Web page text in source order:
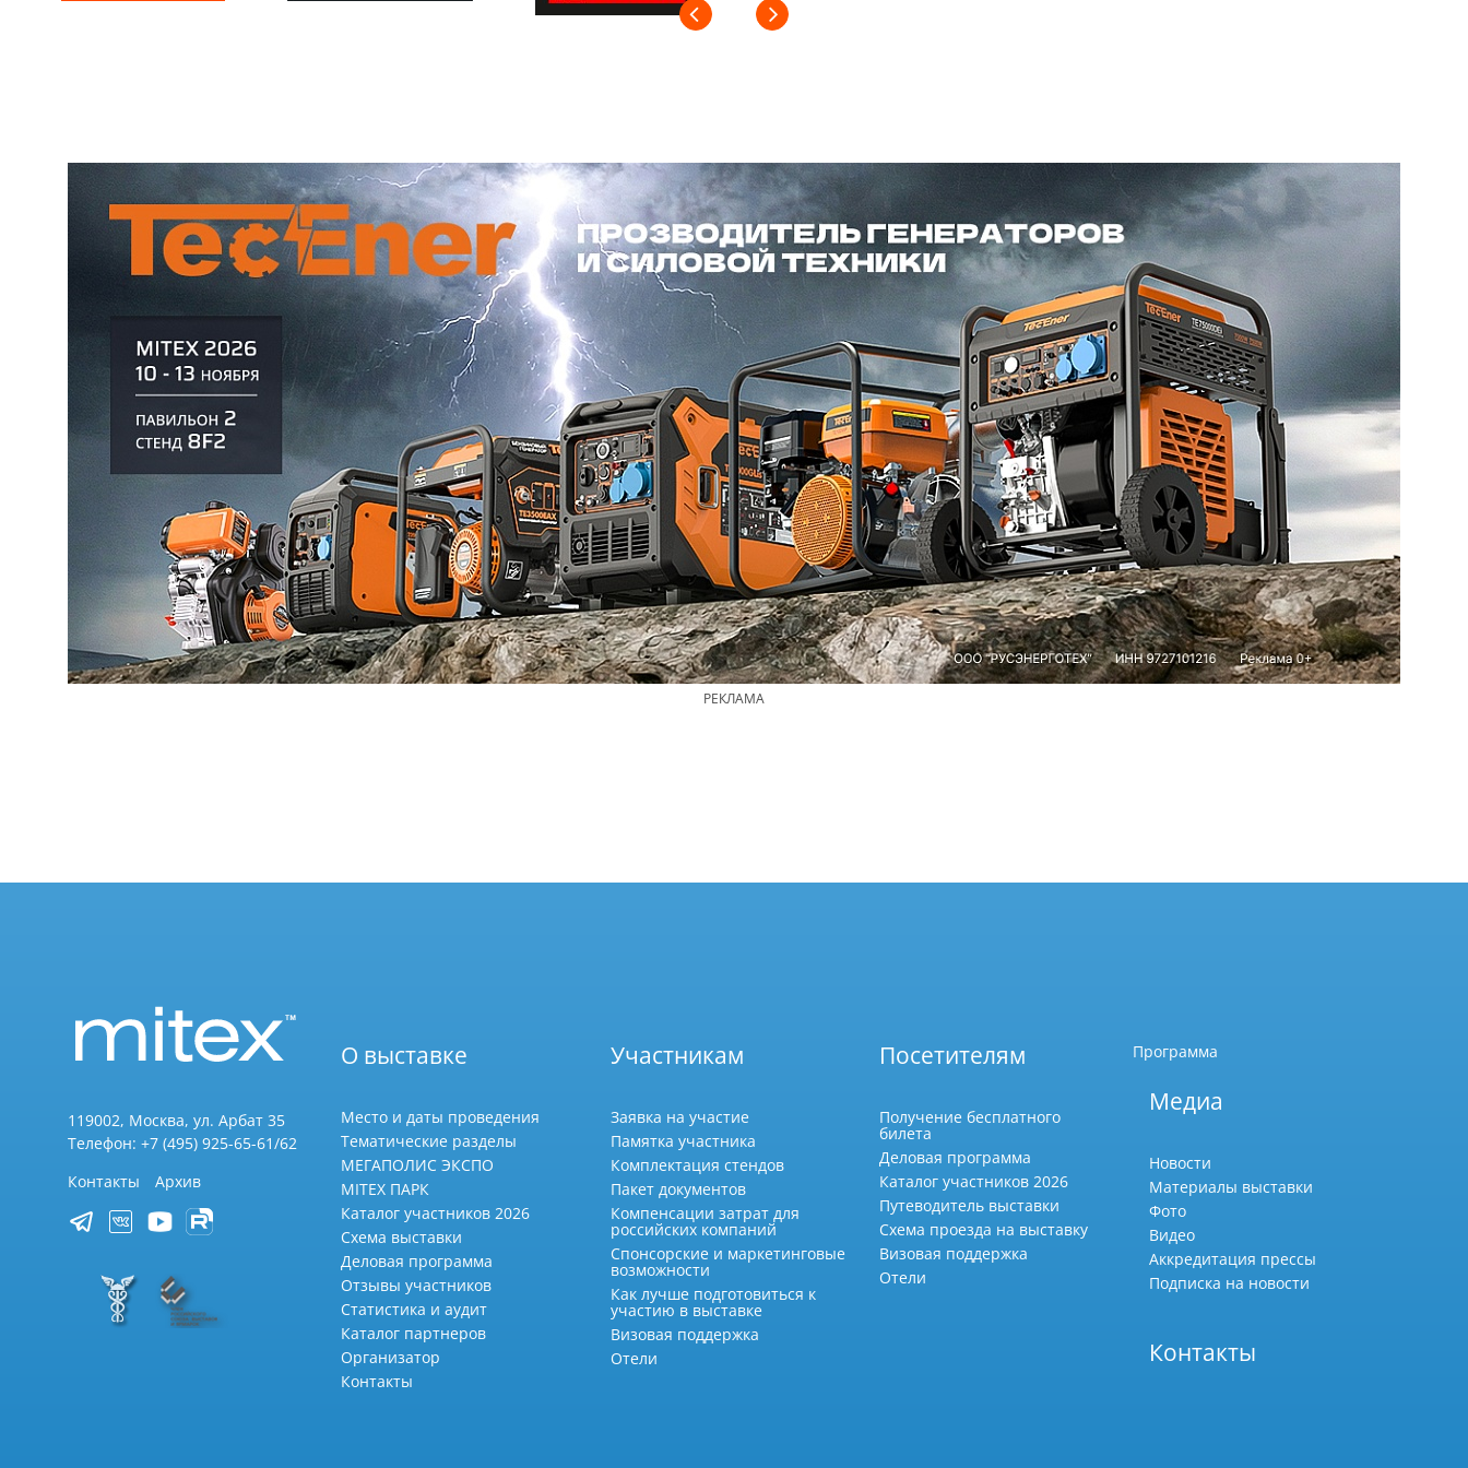
РЕКЛАМА
119002, Москва, ул. Арбат 35
Телефон: +7 (495) 925-65-61/62
Контакты
Архив
О выставке
Место и даты проведения
Тематические разделы
МЕГАПОЛИС ЭКСПО
MITEX ПАРК
Каталог участников 2026
Схема выставки
Деловая программа
Отзывы участников
Статистика и аудит
Каталог партнеров
Организатор
Контакты
Участникам
Заявка на участие
Памятка участника
Комплектация стендов
Пакет документов
Компенсации затрат для
российских компаний
Спонсорские и маркетинговые
возможности
Как лучше подготовиться к
участию в выставке
Визовая поддержка
Отели
Посетителям
Получение бесплатного
билета
Деловая программа
Каталог участников 2026
Путеводитель выставки
Схема проезда на выставку
Визовая поддержка
Отели
Программа
Медиа
Новости
Материалы выставки
Фото
Видео
Аккредитация прессы
Подписка на новости
Контакты